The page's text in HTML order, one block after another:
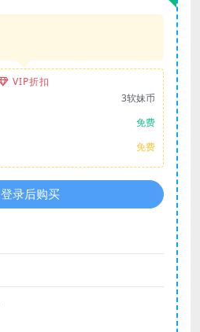
VIP折扣
3软妹币
免费
免费
登录后购买